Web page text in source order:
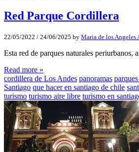
Red Parque Cordillera
22/05/2022 / 24/06/2025 by Maria de los Angeles
Esta red de parques naturales
Read more »
cordillera de Los Andes panoramas
Santiago que hacer en santiago de chile
turismo turismo aire libre turismo en